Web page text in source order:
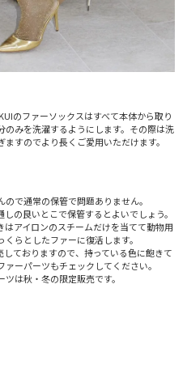
のファーソックスはすべて本体から取り
みを洗濯するようにします。その際は洗
すのでより長くご愛用いただけます。
で通常の保管で問題ありません。
の良いとこで保管するとよいでしょう。
アイロンのスチームだけを当てて動物用
らとしたファーに復活します。
ておりますので、持っている色に飽きて
ーパーツもチェックしてください。
は秋・冬の限定販売です。